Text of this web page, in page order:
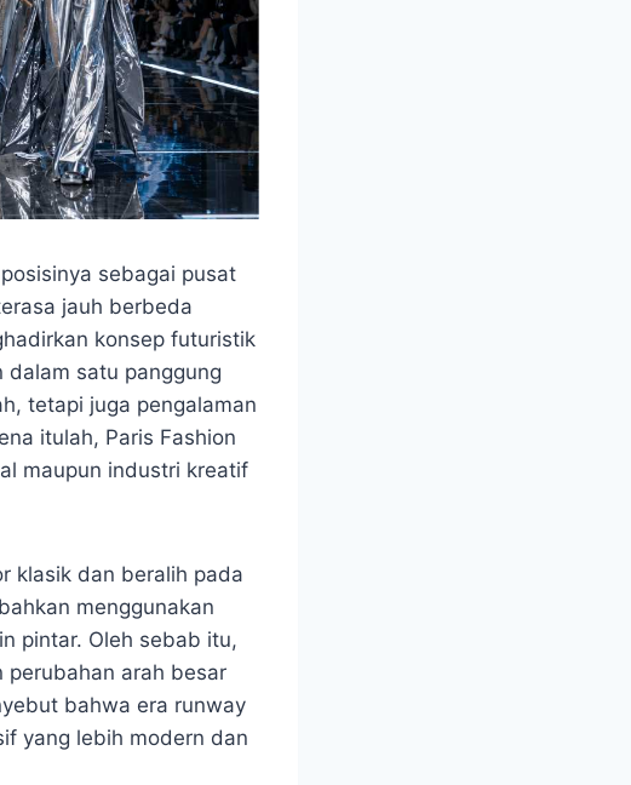
sebagai pusat
jauh berbeda
konsep futuristik
satu panggung
tetapi juga pengalaman
itulah, Paris Fashion
maupun industri kreatif
klasik dan beralih pada
menggunakan
pintar. Oleh sebab itu,
perubahan arah besar
bahwa era runway
yang lebih modern dan